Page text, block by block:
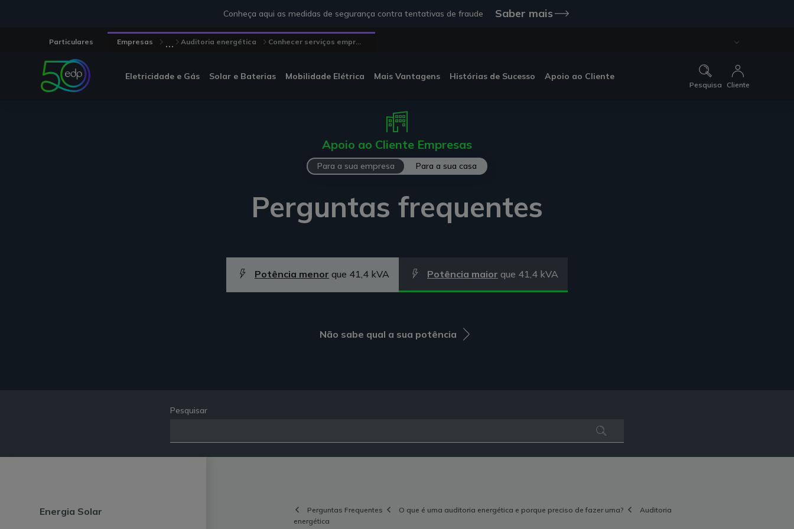
Conheça aqui as medidas de segurança contra tentativas de fraude Saber mais
Particulares Empresas ... Auditoria energética Conhecer serviços empr...
Eletricidade e Gás Solar e Baterias Mobilidade Elétrica Mais Vantagens Histórias de Sucesso Apoio ao Cliente
Pesquisa Cliente
Apoio ao Cliente Empresas
Para a sua empresa Para a sua casa
Perguntas frequentes
Potência menor que 41,4 kVA Potência maior que 41,4 kVA
Não sabe qual a sua potência
Pesquisar
Energia Solar Perguntas Frequentes O que é uma auditoria energética e porque preciso de fazer uma?
Auditoria
energética